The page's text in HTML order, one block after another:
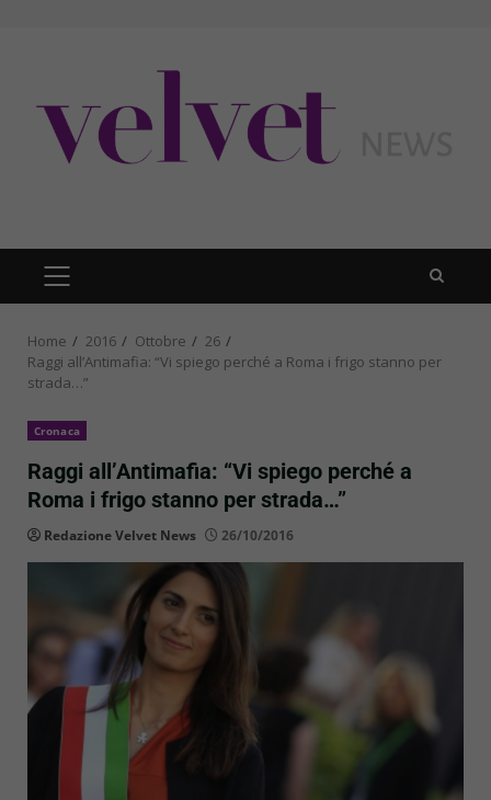
PRIMARY
MENU
Home 2016 Ottobre
26
Raggi all’Antimafia: “Vi spiego perché a Roma i frigo stanno per
strada…”
Cronaca
Raggi all’Antimafia: “Vi spiego perché a
Roma i frigo stanno per strada…”
Redazione Velvet News 26/10/2016